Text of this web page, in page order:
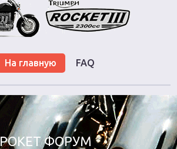
На главную FAQ
РОКЕТ ФОРУМ